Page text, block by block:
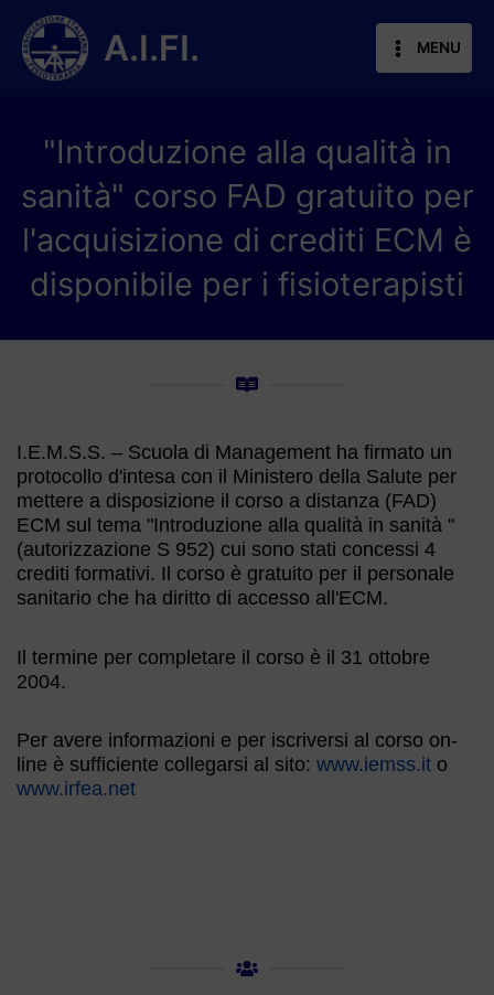
contenuto
A.I.FI. MENU
"Introduzione alla qualità in
sanità" corso FAD gratuito per
l'acquisizione di crediti ECM è
disponibile per i fisioterapisti
I.E.M.S.S. – Scuola di Management ha firmato un
protocollo d'intesa con il Ministero della Salute per
mettere a disposizione il corso a distanza (FAD)
ECM sul tema "Introduzione alla qualità in sanità "
(autorizzazione S 952) cui sono stati concessi 4
crediti formativi. Il corso è gratuito per il personale
sanitario che ha diritto di accesso all'ECM.
Il termine per completare il corso è il 31 ottobre
2004.
Per avere informazioni e per iscriversi al corso on-
line è sufficiente collegarsi al sito: www.iemss.it o
www.irfea.net